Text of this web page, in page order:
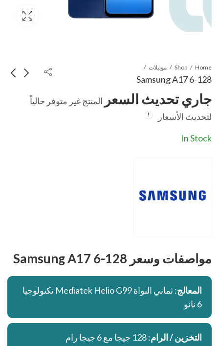
Home
Shop موبيلات
Samsung A17 6-128
Samsung A17 4-
Samsung A17 8-
جاري تحديث السعر المنتج غير متوفر حالياً
لتحديث الأسعار
In Stock
مواصفات وسعر Samsung A17 6-128
المعالج
: ثماني النواة Mediatek Helio G99 تكنولوجيا
6 نانو
التخزين / الرام: 128 جيجا مع 6 جيجا رام